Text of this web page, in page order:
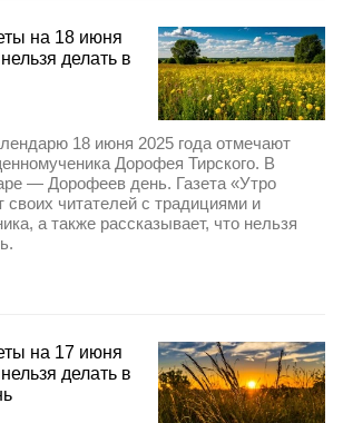
на 18 июня
делать в
18 июня 2025 года отмечают
Дорофея Тирского. В
— Дорофеев день. Газета «Утро
своих читателей с традициями и
а также рассказывает, что нельзя
на 17 июня
делать в